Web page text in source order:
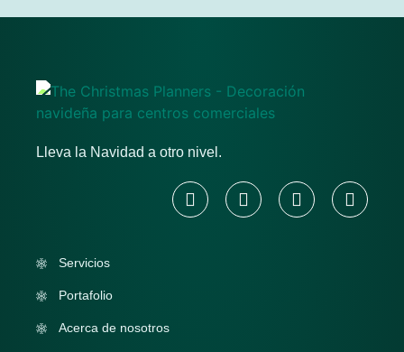
Lleva la Navidad a otro nivel.
Servicios
Portafolio
Acerca de nosotros